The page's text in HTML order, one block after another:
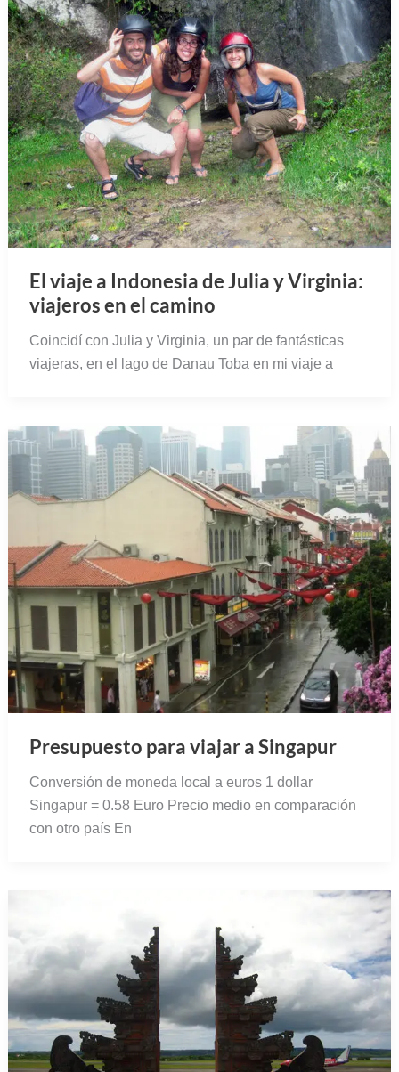
El viaje a Indonesia de Julia y Virginia:
viajeros en el camino
Coincidí con Julia y Virginia, un par de fantásticas
viajeras, en el lago de Danau Toba en mi viaje a
Presupuesto para viajar a Singapur
Conversión de moneda local a euros 1 dollar
Singapur = 0.58 Euro Precio medio en comparación
con otro país En